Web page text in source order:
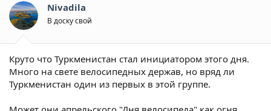
:
Nivadila
В доску свой
Круто что Туркменистан стал инициатором этого дня.
Много на свете велосипедных держав, но вряд ли
Туркменистан один из первых в этой группе.